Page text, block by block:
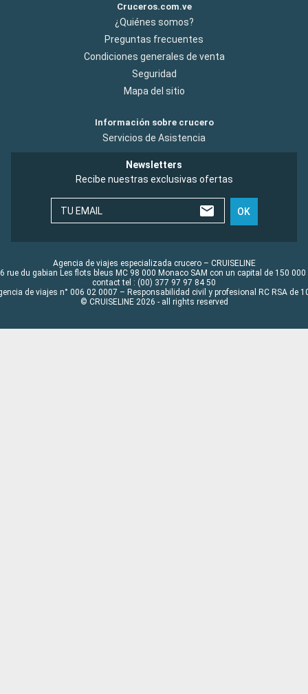
Cruceros.com.ve
¿Quiénes somos?
Preguntas frecuentes
Condiciones generales de venta
Seguridad
Mapa del sitio
Información sobre crucero
Servicios de Asistencia
Newsletters
Recibe nuestras exclusivas ofertas
TU EMAIL OK
Agencia de viajes especializada crucero – CRUISELINE
rue du gabian Les flots bleus MC 98 000 Monaco SAM con un capital de 150 000
contact tel : (00) 377 97 97 84 50
de viajes n° 006 02 0007 – Responsabilidad civil y profesional RC RSA de
© CRUISELINE 2026 - all rights reserved